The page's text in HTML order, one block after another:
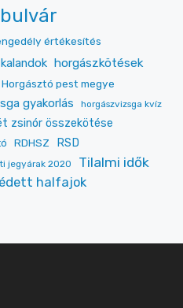
értékesítés
horgászkötések
Horgásztó pest megye
gyakorlás
horgászvizsga kvíz
zsinór összekötése
RDHSZ RSD
jegyárak 2020
Tilalmi idők
halfajok